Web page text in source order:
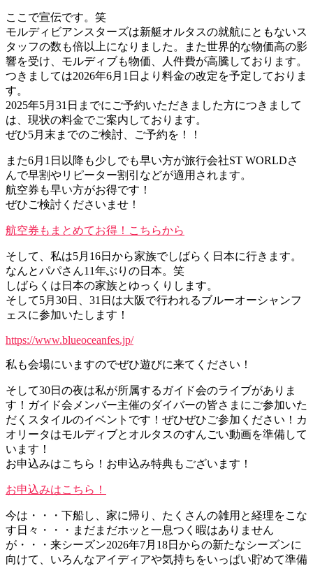
ここで宣伝です。笑
モルディビアンスターズは新艇オルタスの就航にともないス
タッフの数も倍以上になりました。また世界的な物価高の影
響を受け、モルディブも物価、人件費が高騰しております。
つきましては2026年6月1日より料金の改定を予定しておりま
す。
2025年5月31日までにご予約いただきました方につきまして
は、現状の料金でご案内しております。
ぜひ5月末までのご検討、ご予約を！！
また6月1日以降も少しでも早い方が旅行会社ST WORLDさ
んで早割やリピーター割引などが適用されます。
航空券も早い方がお得です！
ぜひご検討くださいませ！
航空券もまとめてお得！こちらから
そして、私は5月16日から家族でしばらく日本に行きます。
なんとパパさん11年ぶりの日本。笑
しばらくは日本の家族とゆっくりします。
そして5月30日、31日は大阪で行われるブルーオーシャンフ
ェスに参加いたします！
https://www.blueoceanfes.jp/
私も会場にいますのでぜひ遊びに来てください！
そして30日の夜は私が所属するガイド会のライブがありま
す！ガイド会メンバー主催のダイバーの皆さまにご参加いた
だくスタイルのイベントです！ぜひぜひご参加ください！カ
オリータはモルディブとオルタスのすんごい動画を準備して
います！
お申込みはこちら！お申込み特典もございます！
お申込みはこちら！
今は・・・下船し、家に帰り、たくさんの雑用と経理をこな
す日々・・・まだまだホッと一息つく暇はありません
が・・・来シーズン2026年7月18日からの新たなシーズンに
向けて、いろんなアイディアや気持ちをいっぱい貯めて準備